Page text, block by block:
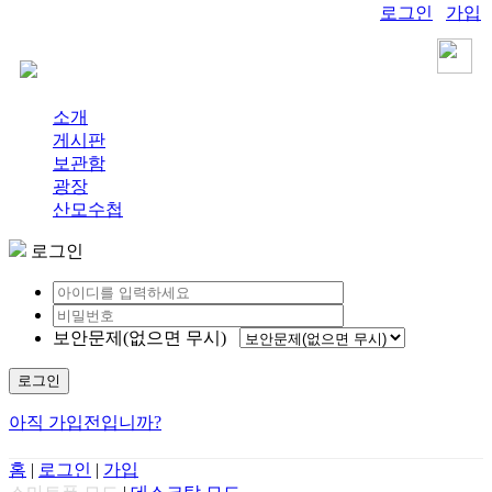
로그인 가입
소개
게시판
보관함
광장
산모수첩
로그인
보안문제(없으면 무시)
로그인
아직 가입전입니까?
홈 | 로그인 | 가입